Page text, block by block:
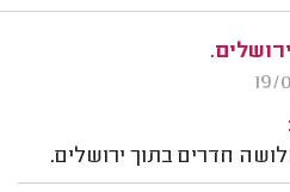
חדרים בתוך ירושלים.